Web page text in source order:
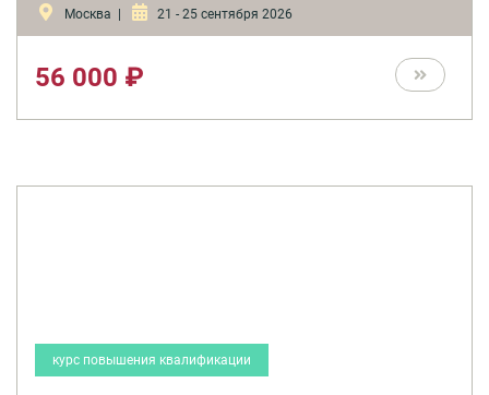
позволяют успешно разрешить различные конфликтные
ситуации, возникающие при осуществлении
пациентами, взаимодействие с правоохранительными
органами, оскорбления и распространение
ресурсах и т.д.).
Москва | 21 - 25 сентября 2026
56 000 ₽
курс повышения квалификации